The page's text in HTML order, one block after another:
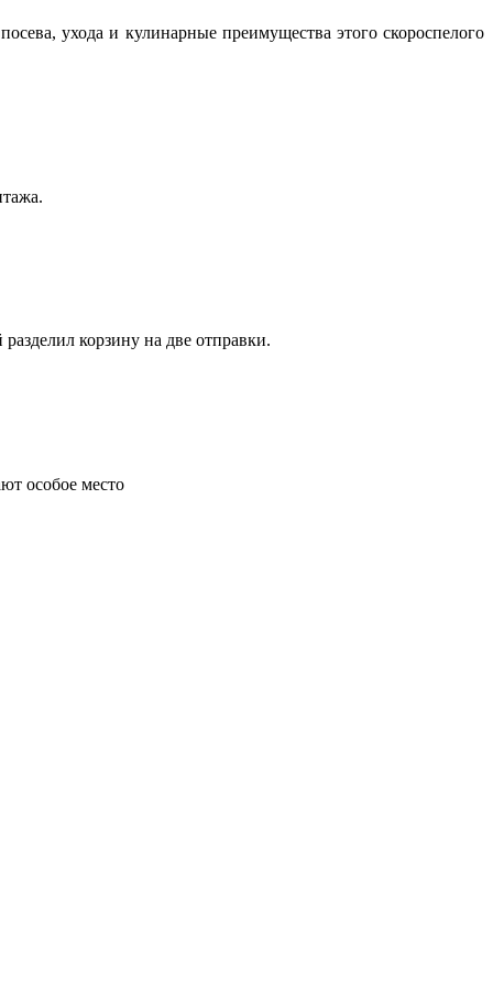
ухода и кулинарные преимущества этого скороспелого
корзину на две отправки.
особое место